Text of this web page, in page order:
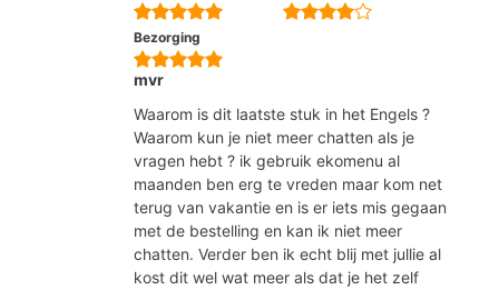
Bezorging
mvr
Waarom is dit laatste stuk in het Engels ?
Waarom kun je niet meer chatten als je
vragen hebt ? ik gebruik ekomenu al
maanden ben erg te vreden maar kom net
terug van vakantie en is er iets mis gegaan
met de bestelling en kan ik niet meer
chatten. Verder ben ik echt blij met jullie al
kost dit wel wat meer als dat je het zelf